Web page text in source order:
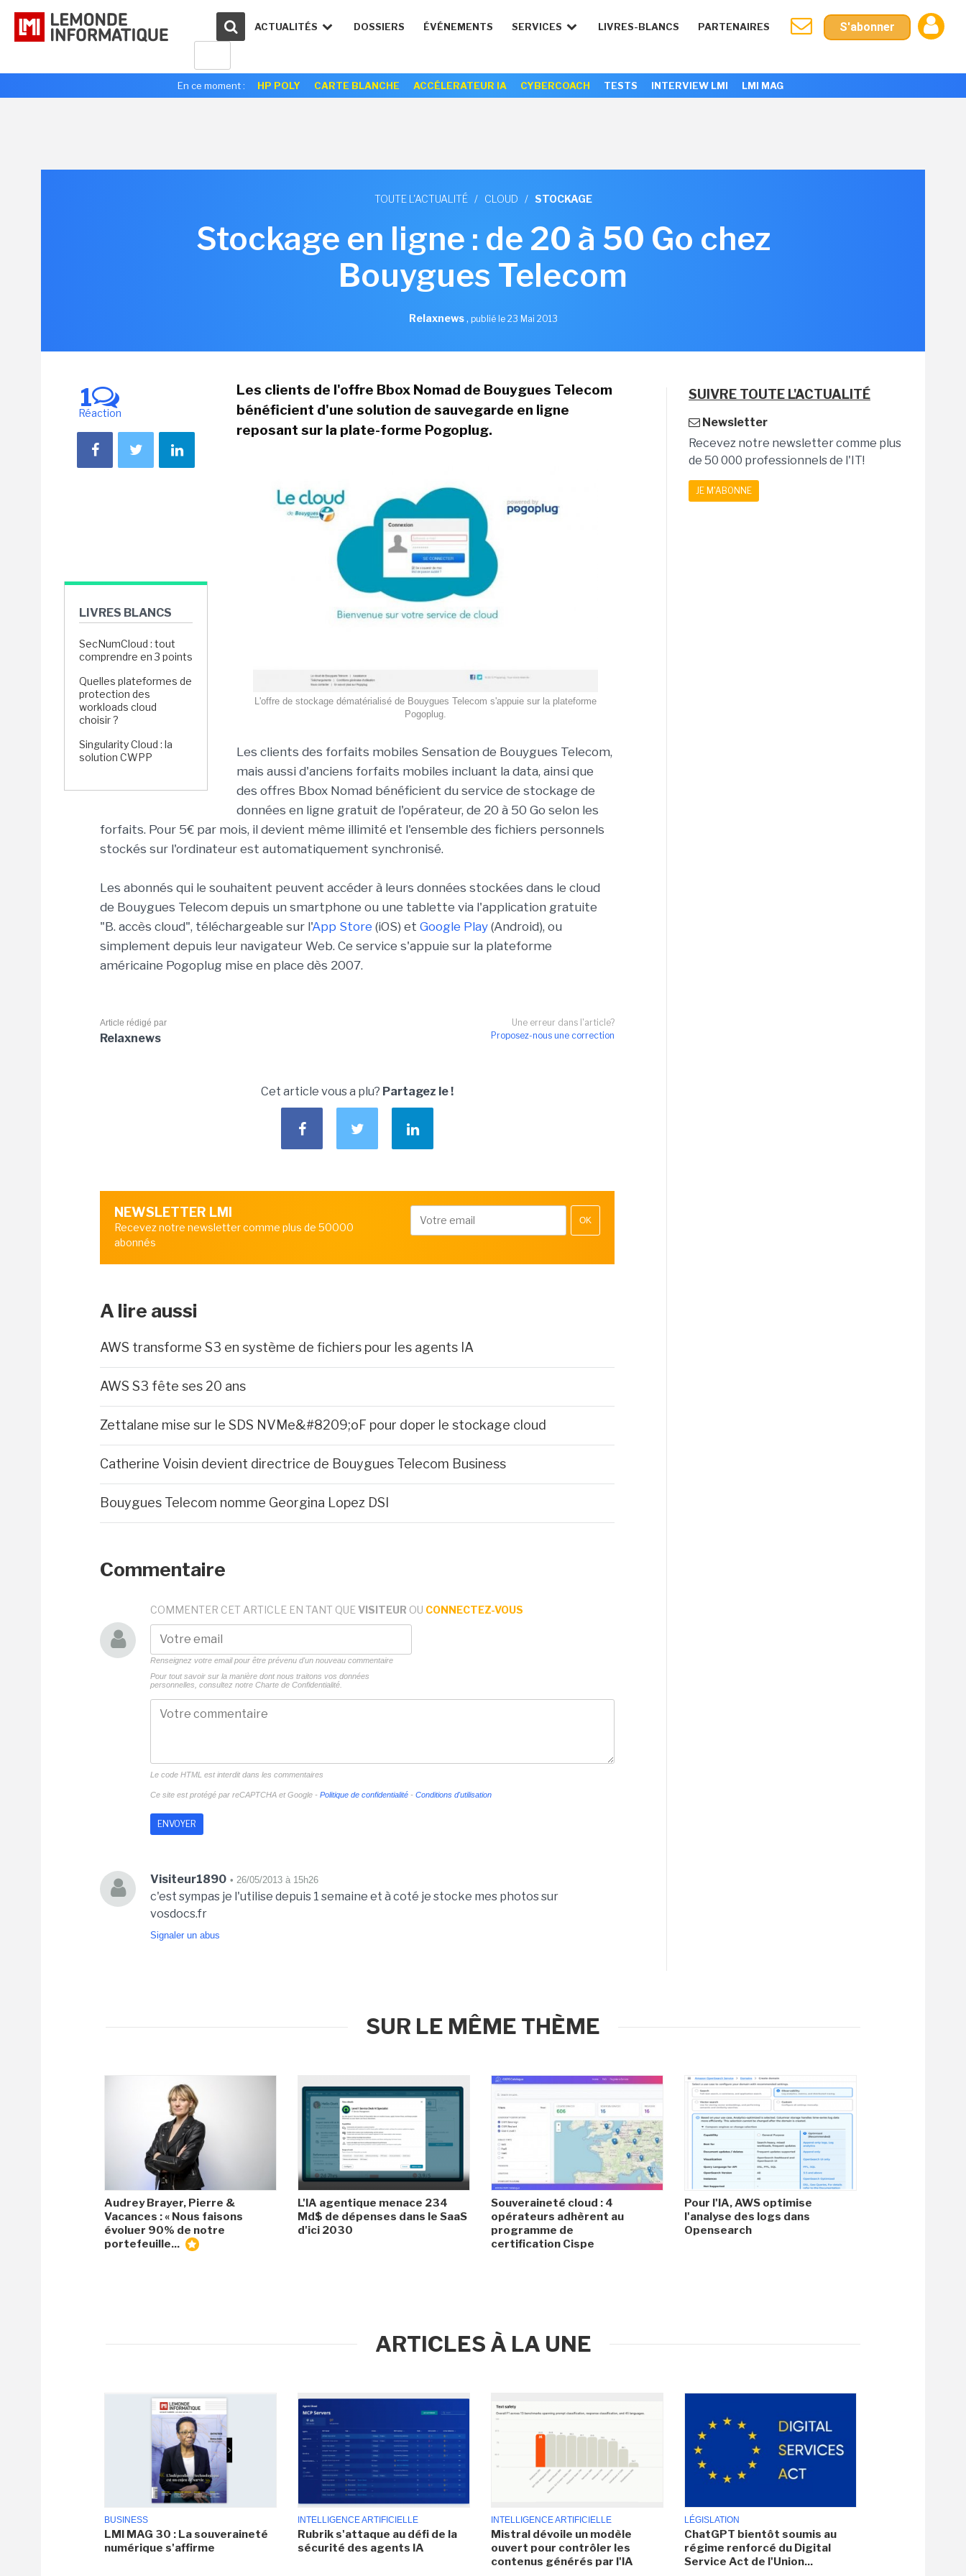
ACTUALITÉS DOSSIERS ÉVÉNEMENTS SERVICES LIVRES-BLANCS PARTENAIRES S'abonner
En ce moment : HP POLY CARTE BLANCHE ACCÉLERATEUR IA CYBERCOACH TESTS INTERVIEW LMI LMI MAG
TOUTE L'ACTUALITÉ / CLOUD / STOCKAGE
Stockage en ligne : de 20 à 50 Go chez
Bouygues Telecom
Relaxnews, publié le 23 Mai 2013
1
Réaction
LIVRES BLANCS
SecNumCloud : tout
comprendre en 3 points
Quelles plateformes de
protection des
workloads cloud
choisir ?
Singularity Cloud : la
solution CWPP
Les clients de l'offre Bbox Nomad de Bouygues Telecom
bénéficient d'une solution de sauvegarde en ligne
reposant sur la plate-forme Pogoplug.
L'offre de stockage dématérialisé de Bouygues Telecom s'appuie sur la plateforme
Pogoplug.
Les clients des forfaits mobiles Sensation de Bouygues Telecom,
mais aussi d'anciens forfaits mobiles incluant la data, ainsi que
des offres Bbox Nomad bénéficient du service de stockage de
données en ligne gratuit de l'opérateur, de 20 à 50 Go selon les
forfaits. Pour 5€ par mois, il devient même illimité et l'ensemble des fichiers personnels
stockés sur l'ordinateur est automatiquement synchronisé.
Les abonnés qui le souhaitent peuvent accéder à leurs données stockées dans le cloud
de Bouygues Telecom depuis un smartphone ou une tablette via l'application gratuite
"B. accès cloud", téléchargeable sur l'App Store (iOS) et Google Play (Android), ou
simplement depuis leur navigateur Web. Ce service s'appuie sur la plateforme
américaine Pogoplug mise en place dès 2007.
Une erreur dans l'article?
Proposez-nous une correction
Article rédigé par
Relaxnews
Cet article vous a plu? Partagez le !
NEWSLETTER LMI
Recevez notre newsletter comme plus de 50000
abonnés
OK
A lire aussi
AWS transforme S3 en système de fichiers pour les agents IA
AWS S3 fête ses 20 ans
Zettalane mise sur le SDS NVMe&#8209;oF pour doper le stockage cloud
Catherine Voisin devient directrice de Bouygues Telecom Business
Bouygues Telecom nomme Georgina Lopez DSI
Commentaire
COMMENTER CET ARTICLE EN TANT QUE VISITEUR OU CONNECTEZ-VOUS
Renseignez votre email pour être prévenu d'un nouveau commentaire
Pour tout savoir sur la manière dont nous traitons vos données
personnelles, consultez notre Charte de Confidentialité.
Le code HTML est interdit dans les commentaires
Ce site est protégé par reCAPTCHA et Google - Politique de confidentialité - Conditions d'utilisation
Visiteur1890 • 26/05/2013 à 15h26
c'est sympas je l'utilise depuis 1 semaine et à coté je stocke mes photos sur
vosdocs.fr
Signaler un abus
SUIVRE TOUTE L'ACTUALITÉ
Newsletter
Recevez notre newsletter comme plus
de 50 000 professionnels de l'IT!
JE M'ABONNE
SUR LE MÊME THÈME
Audrey Brayer, Pierre &
Vacances : « Nous faisons
évoluer 90% de notre
portefeuille...
L'IA agentique menace 234
Md$ de dépenses dans le SaaS
d'ici 2030
Souveraineté cloud : 4
opérateurs adhèrent au
programme de
certification Cispe
Pour l'IA, AWS optimise
l'analyse des logs dans
Opensearch
ARTICLES À LA UNE
BUSINESS
LMI MAG 30 : La souveraineté
numérique s'affirme
INTELLIGENCE ARTIFICIELLE
Rubrik s'attaque au défi de la
sécurité des agents IA
INTELLIGENCE ARTIFICIELLE
Mistral dévoile un modèle
ouvert pour contrôler les
contenus générés par l'IA
LÉGISLATION
ChatGPT bientôt soumis au
régime renforcé du Digital
Service Act de l'Union...